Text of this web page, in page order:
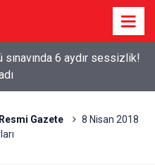
6 aydır sessizlik!
Resmi Gazete
8 Nisan 2018